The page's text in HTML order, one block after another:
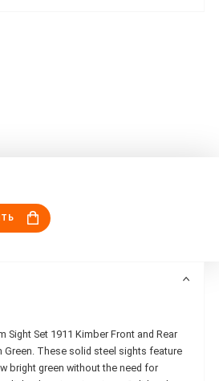
Sight Set 1911 Kimber Front and Rear
Green. These solid steel sights feature
bright green without the need for